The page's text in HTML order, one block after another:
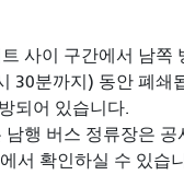
사이 구간에서 남쪽
30분까지) 동안 폐쇄
되어 있습니다.
행 버스 정류장은
서 확인하실 수 있습